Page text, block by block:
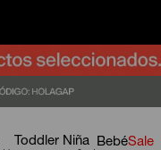
Toddler Niña BebéSale